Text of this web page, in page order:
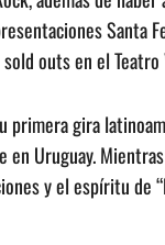
Santa
outs en el
primera gira
en Uruguay.
y el espíritu de